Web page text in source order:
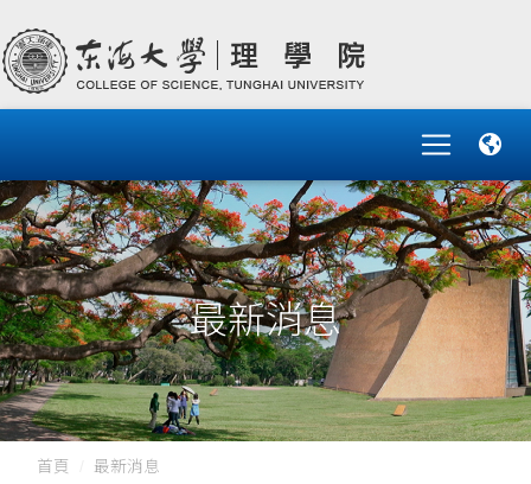
最新消息
首頁 最新消息